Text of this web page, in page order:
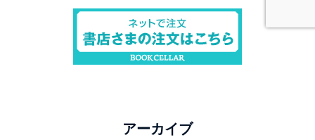
アーカイブ